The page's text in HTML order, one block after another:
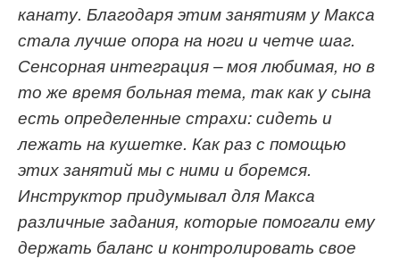
канату. Благодаря этим занятиям уМакса
стала лучше опора на ноги и четче шаг.
Сенсорная интеграция – моя любимая, но в
то же время больная тема, так как у сына
есть определенные страхи: сидеть и
лежать на кушетке. Как разс помощью
этихзанятий мыс ними и боремся.
Инструктор придумывалдля Макса
различные задания, которые помогали ему
держать баланс и контролировать свое